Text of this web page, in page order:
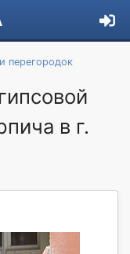
перегородок
в г.